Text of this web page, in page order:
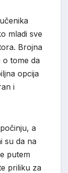
mladi sve
Brojna
o tome da
opcija
i
a
su da na
putem
priliku za